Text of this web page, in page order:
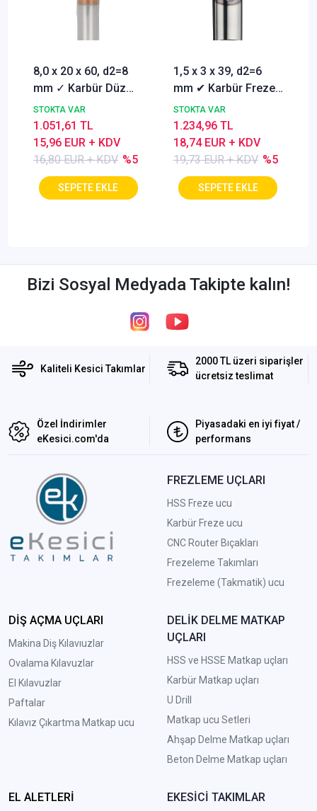
8,0 x 20 x 60, d2=8
mm ✓ Karbür Düz
Freze, Parmak freze
ucu Z=4,TiSiN
Kaplamalı
STOKTA VAR
16,80 EUR + KDV %5
15,96 EUR + KDV
1.051,61 TL
1,5 x 3 x 39, d2=6
mm ✔ Karbür Freze
ucu, Z=3, Kaplamalı,
30°
STOKTA VAR
19,73 EUR + KDV %5
18,74 EUR + KDV
1.234,96 TL
Bizi Sosyal Medyada Takipte kalın!
Kaliteli Kesici Takımlar
2000 TL üzeri siparişler
ücretsiz teslimat
Özel İndirimler
eKesici.com'da
Piyasadaki en iyi fiyat /
performans
FREZLEME UÇLARI
HSS Freze ucu
Karbür Freze ucu
CNC Router Bıçakları
Frezeleme Takımları
Frezeleme (Takmatik) ucu
DİŞ AÇMA UÇLARI
Makina Diş Kılavıuzlar
Ovalama Kılavuzlar
El Kılavuzlar
Paftalar
Kılavız Çıkartma Matkap ucu
DELİK DELME MATKAP
UÇLARI
HSS ve HSSE Matkap uçları
Karbür Matkap uçları
U Drill
Matkap ucu Setleri
Ahşap Delme Matkap uçları
Beton Delme Matkap uçları
EL ALETLERİ EKESİCİ TAKIMLAR